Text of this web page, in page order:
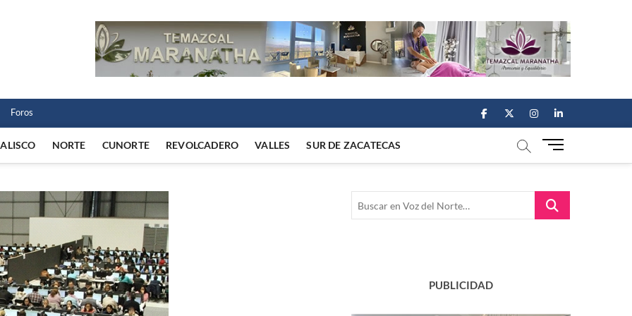
Foros facebook
twitterinstagram
linkedin
NORTE CUNORTE REVOLCADERO VALLES SUR DE ZACATECAS
M
u
B
u
Buscar
PUBLICIDAD